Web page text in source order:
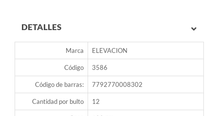
DETALLES
Marca ELEVACION
Código 3586
Código de barras: 7792770008302
Cantidad por bulto 12